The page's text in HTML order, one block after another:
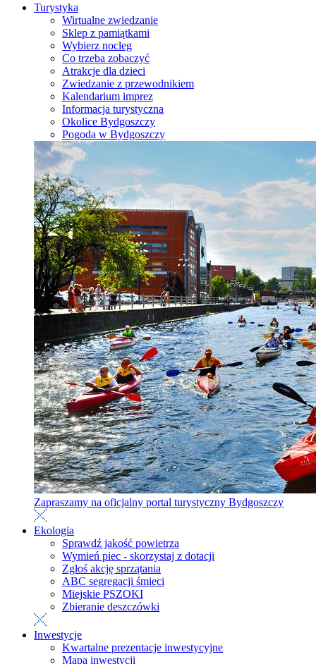
Turystyka
Wirtualne zwiedzanie
Sklep z pamiątkami
Wybierz nocleg
Co trzeba zobaczyć
Atrakcje dla dzieci
Zwiedzanie z przewodnikiem
Kalendarium imprez
Informacja turystyczna
Okolice Bydgoszczy
Pogoda w Bydgoszczy
Zapraszamy na oficjalny portal turystyczny Bydgoszczy
Ekologia
Sprawdź jakość powietrza
Wymień piec - skorzystaj z dotacji
Zgłoś akcję sprzątania
ABC segregacji śmieci
Miejskie PSZOKI
Zbieranie deszczówki
Inwestycje
Kwartalne prezentacje inwestycyjne
Mapa inwestycji